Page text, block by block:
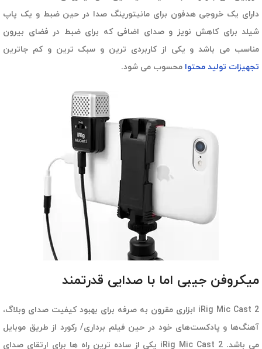
دارای یک خروجی هدفون برای مانیتورینگ صدا در حین ضبط و یک پاپ
شیلد برای کاهش نویز و صدای اضافی که برای ضبط در فضای بیرون
مناسب می باشد و یکی از کاربردی ترین و سبک ترین و کم جاترین
تجهیزات تولید محتوا محسوب می شود.
میکروفن جیبی اما با صدایی قدرتمند
iRig Mic Cast 2 ابزاری مقرون به صرفه برای بهبود کیفیت صدای وبلاگ،
آهنگ‌ها و پادکست‌های خود در حین فیلم برداری/ رکورد از طریق موبایل
می باشد. iRig Mic Cast 2 یکی از ساده ترین راه ها برای ارتقای صدای